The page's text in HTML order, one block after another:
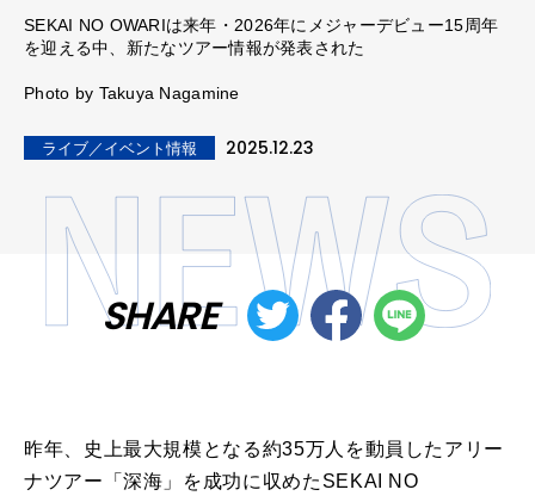
SEKAI NO OWARIは来年・2026年にメジャーデビュー15周年
を迎える中、新たなツアー情報が発表された
Photo by Takuya Nagamine
ライブ／イベント情報 2025.12.23
SHARE
昨年、史上最大規模となる約35万人を動員したアリー
ナツアー「深海」を成功に収めたSEKAI NO